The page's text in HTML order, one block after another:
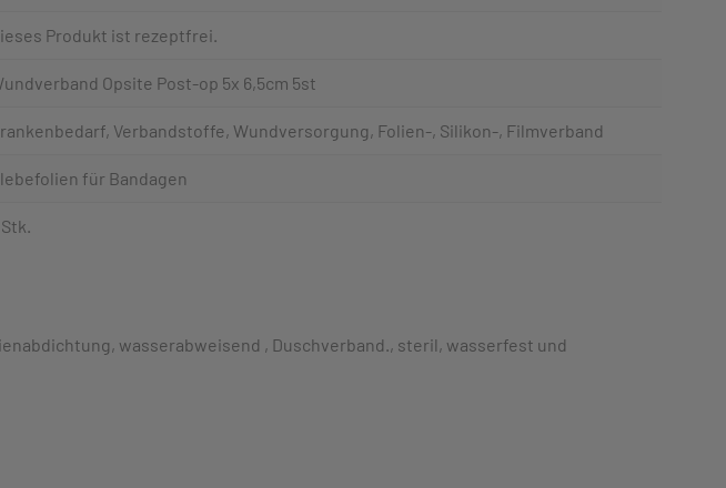
Produkt ist rezeptfrei.
Opsite Post-op 5x 6,5cm 5st
Verbandstoffe, Wundversorgung, Folien-, Silikon-, Filmverband
für Bandagen
wasserabweisend , Duschverband., steril, wasserfest und